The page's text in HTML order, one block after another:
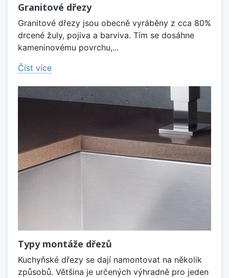
Granitové dřezy
Granitové dřezy jsou obecně vyráběny z cca 80%
drcené žuly, pojiva a barviva. Tím se dosáhne
kameninovému povrchu,...
Číst více
Typy montáže dřezů
Kuchyňské dřezy se dají namontovat na několik
způsobů. Většina je určených výhradně pro jeden